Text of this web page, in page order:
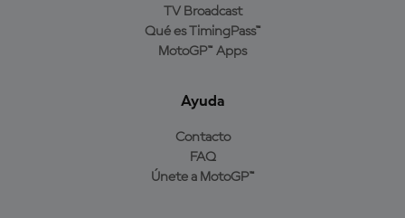
TV Broadcast
Qué es TimingPass™
MotoGP™ Apps
Ayuda
Contacto
FAQ
Únete a MotoGP™